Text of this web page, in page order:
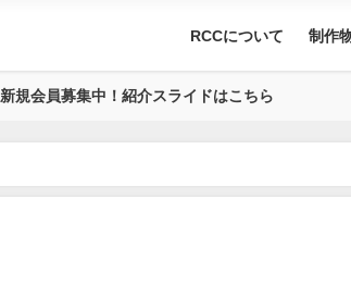
RCCについて 制作
新規会員募集中！紹介スライドはこちら